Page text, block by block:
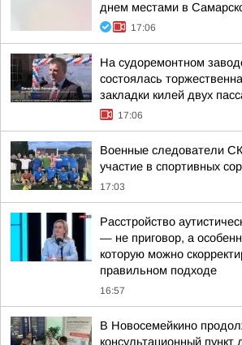
днем местами в
17:06
На судоремонтном
состоялась
закладки килей двух
17:06
Военные следователи
участие в спортивных
17:03
Расстройство
— не приговор, а
которую можно
правильном подходе
16:57
В Новосемейкино
консультационный пункт